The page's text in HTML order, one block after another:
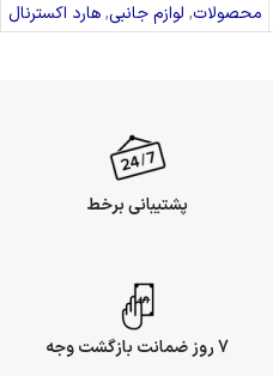
محصولات, لوازم جانبی,هارد اکسترنال
پشتیبانی برخط
7 روز ضمانت بازگشت وجه